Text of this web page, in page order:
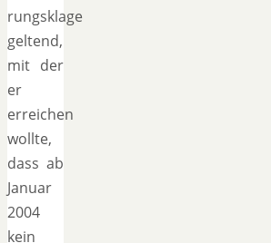
rungsklage
geltend,
mit der
er
erreichen
wollte,
dass ab
Januar
2004
kein